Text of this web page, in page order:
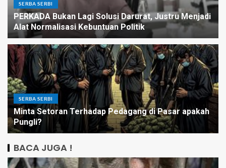
SERBA SERBI
PERKADA Bukan Lagi Solusi Darurat, Justru Menjadi
Alat Normalisasi Kebuntuan Politik
SERBA SERBI
Minta Setoran Terhadap Pedagang di Pasar apakah
Pungli?
BACA JUGA !